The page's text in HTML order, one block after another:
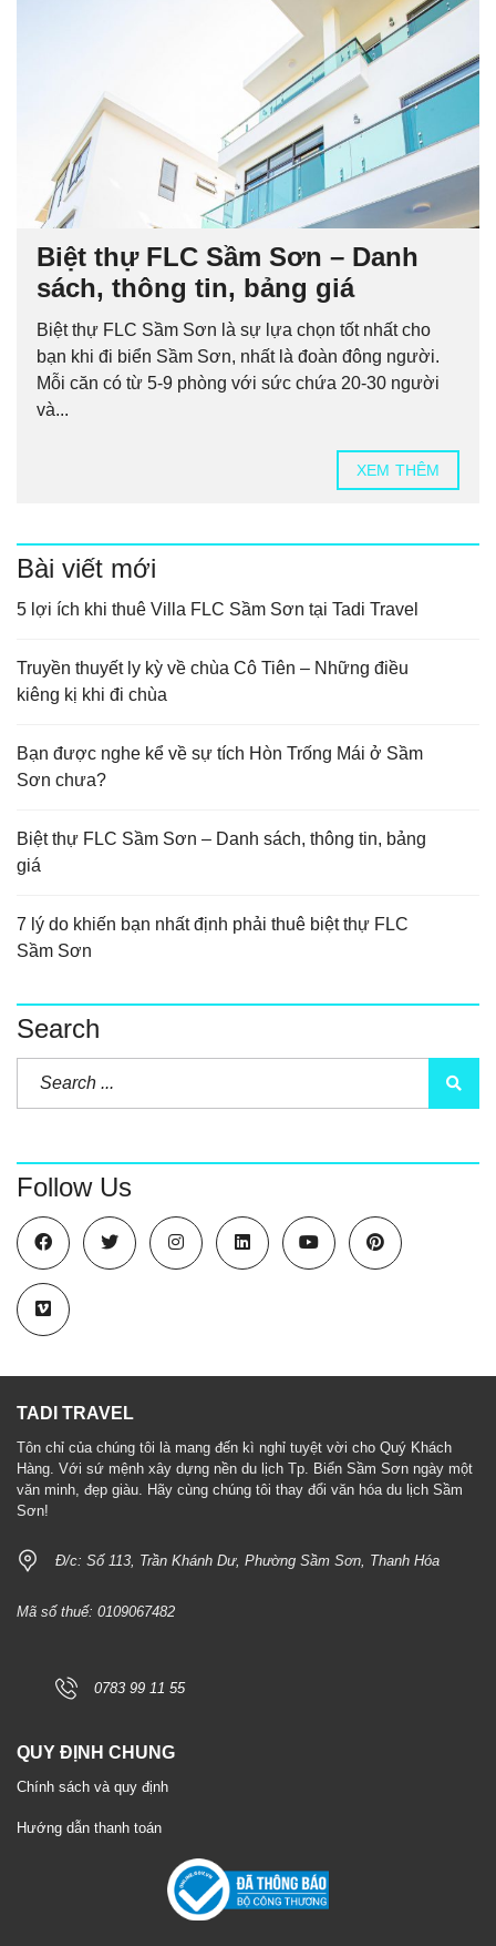
Biệt thự FLC Sầm Sơn – Danh
sách, thông tin, bảng giá
Biệt thự FLC Sầm Sơn là sự lựa chọn tốt nhất cho
bạn khi đi biển Sầm Sơn, nhất là đoàn đông người.
Mỗi căn có từ 5-9 phòng với sức chứa 20-30 người
và...
XEM THÊM
Bài viết mới
5 lợi ích khi thuê Villa FLC Sầm Sơn tại Tadi Travel
Truyền thuyết ly kỳ về chùa Cô Tiên – Những điều
kiêng kị khi đi chùa
Bạn được nghe kể về sự tích Hòn Trống Mái ở Sầm
Sơn chưa?
Biệt thự FLC Sầm Sơn – Danh sách, thông tin, bảng
giá
7 lý do khiến bạn nhất định phải thuê biệt thự FLC
Sầm Sơn
Search
Follow Us
TADI TRAVEL
Tôn chỉ của chúng tôi là mang đến kì nghỉ tuyệt vời cho Quý Khách
Hàng. Với sứ mệnh xây dựng nền du lịch Tp. Biển Sầm Sơn ngày một
văn minh, đẹp giàu. Hãy cùng chúng tôi thay đổi văn hóa du lịch Sầm
Sơn!
Đ/c: Số 113, Trần Khánh Dư, Phường Sầm Sơn, Thanh Hóa
Mã số thuế: 0109067482
0783 99 11 55
QUY ĐỊNH CHUNG
Chính sách và quy định
Hướng dẫn thanh toán